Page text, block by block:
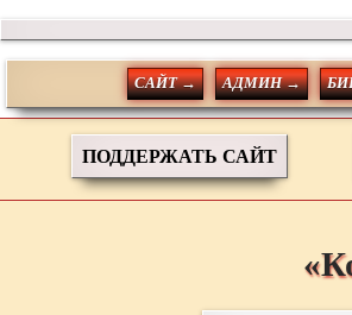
САЙТ → АДМИН →
ПОДДЕРЖАТЬ САЙТ